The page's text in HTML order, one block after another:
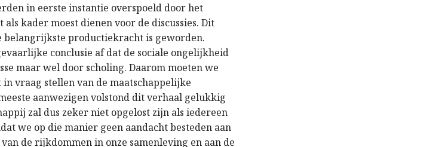
in eerste instantie overspoeld door het
kader moest dienen voor de discussies. Dit
belangrijkste productiekracht is geworden.
conclusie af dat de sociale ongelijkheid
maar wel door scholing. Daarom moeten we
vraag stellen van de maatschappelijke
aanwezigen volstond dit verhaal gelukkig
zal dus zeker niet opgelost zijn als iedereen
we op die manier geen aandacht besteden aan
de rijkdommen in onze samenleving en aan de